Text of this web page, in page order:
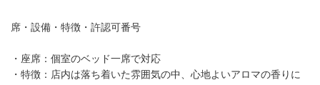
席・設備・特徴・許認可番号
・座席：個室のベッド一席で対応
・特徴：店内は落ち着いた雰囲気の中、心地よいアロマの香りに